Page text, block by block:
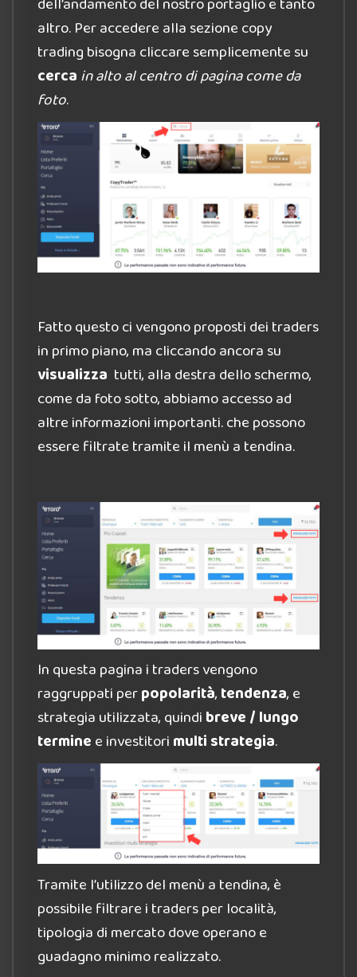
dell’andamento del nostro portaglio e tanto
altro. Per accedere alla sezione copy
trading bisogna cliccare semplicemente su
cerca in alto al centro di pagina come da
foto.
Fatto questo ci vengono proposti dei traders
in primo piano, ma cliccando ancora su
visualizza tutti, alla destra dello schermo,
come da foto sotto, abbiamo accesso ad
altre informazioni importanti. che possono
essere filtrate tramite il menù a tendina.
In questa pagina i traders vengono
raggruppati perpopolarità, tendenza, e
strategia utilizzata, quindi breve / lungo
termine e investitori multi strategia.
Tramite l’utilizzo del menù a tendina, è
possibile filtrare i traders per località,
tipologia di mercato dove operano e
guadagno minimo realizzato.